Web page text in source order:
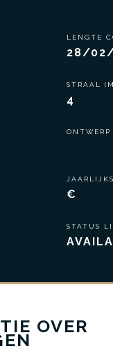
LENGTE
28/
STRAAL
4
ONTWERP
€
STATUS
OVER